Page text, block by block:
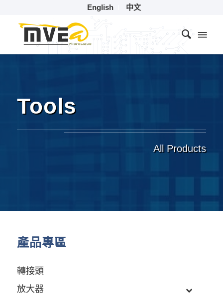
English 中文
Tools
All Products
產品專區
轉接頭
放大器